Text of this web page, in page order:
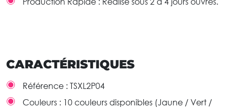
CARACTÉRISTIQUES
Référence : TSXL2P04
Couleurs : 10 couleurs disponibles (Jaune / Vert /